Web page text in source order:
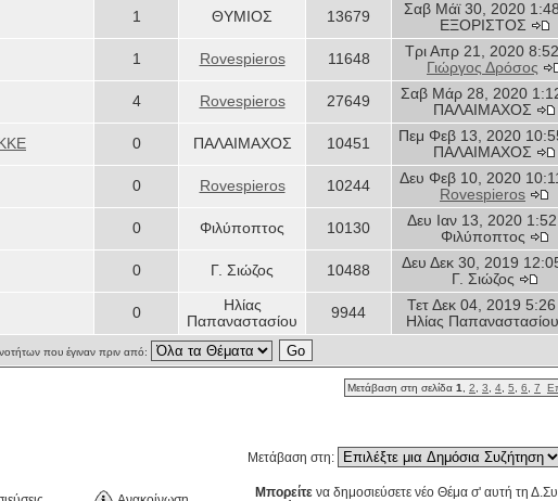
1 ΘΥΜΙΟΣ 13679
Σαβ Μάϊ 30, 2020
ΕΞΟΡΙΣΤΟΣ
1 Rovespieros 11648
Τρι Απρ 21, 2020
Γιώργος Δρόσος
4 Rovespieros 27649
Σαβ Μάρ 28, 2020
ΠΑΛΑΙΜΑΧΟΣ
0 ΠΑΛΑΙΜΑΧΟΣ 10451
Πεμ Φεβ 13, 2020
ΠΑΛΑΙΜΑΧΟΣ
0 Rovespieros 10244
Δευ Φεβ 10, 2020
Rovespieros
0 Φιλύποπτος 10130
Δευ Ιαν 13, 2020
Φιλύποπτος
0 Γ. Σιώζος 10488
Δευ Δεκ 30, 2019
Γ. Σιώζος
0
Ηλίας
Παπαναστασίου
9944
Τετ Δεκ 04, 2019
Ηλίας Παπαναστασίου
που έγιναν πριν από:
Μετάβαση στη σελίδα 1, 2, 3, 4, 5, 6, 7
Μετάβαση στη:
Μπορείτε να δημοσιεύσετε νέο Θέμα σ' αυτή τη